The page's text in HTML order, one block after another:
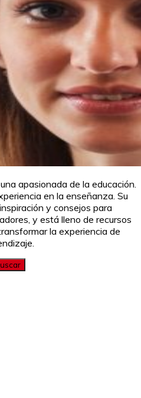
apasionada de la educación.
en la enseñanza. Su
y consejos para
y está lleno de recursos
la experiencia de